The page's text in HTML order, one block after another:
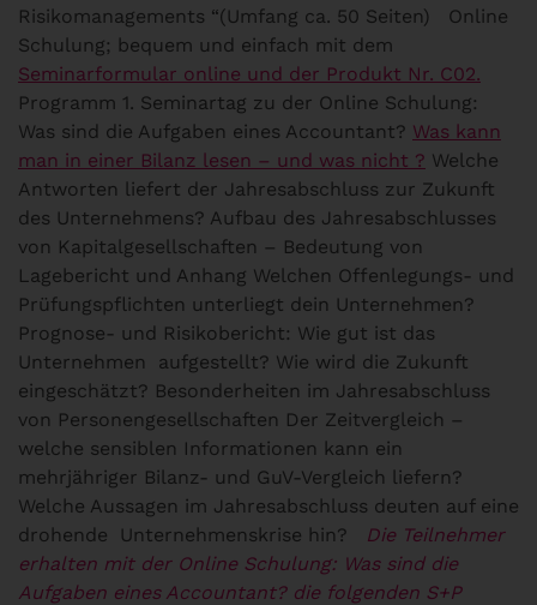
Risikomanagements “(Umfang ca. 50 Seiten) Online
Schulung; bequem und einfach mit dem
Seminarformular online und der Produkt Nr. C02.
Programm 1. Seminartag zu der Online Schulung:
Was sind die Aufgaben eines Accountant? Was kann
man in einer Bilanz lesen – und was nicht ? Welche
Antworten liefert der Jahresabschluss zur Zukunft
des Unternehmens? Aufbau des Jahresabschlusses
von Kapitalgesellschaften – Bedeutung von
Lagebericht und Anhang Welchen Offenlegungs- und
Prüfungspflichten unterliegt dein Unternehmen?
Prognose- und Risikobericht: Wie gut ist das
Unternehmen aufgestellt? Wie wird die Zukunft
eingeschätzt? Besonderheiten im Jahresabschluss
von Personengesellschaften Der Zeitvergleich –
welche sensiblen Informationen kann ein
mehrjähriger Bilanz- und GuV-Vergleich liefern?
Welche Aussagen im Jahresabschluss deuten auf eine
drohende Unternehmenskrise hin?
Die Teilnehmer
erhalten mit der Online Schulung: Was sind die
Aufgaben eines Accountant? die folgenden S+P